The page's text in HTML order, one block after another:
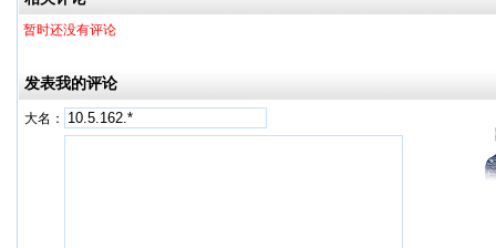
暂时还没有评论
发表我的评论
大名：